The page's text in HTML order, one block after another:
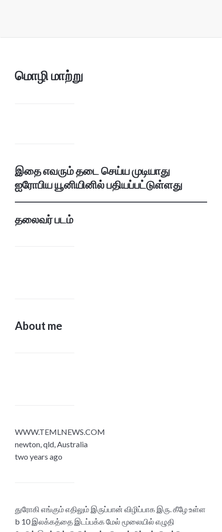
மொழி மாற்று
இதை எவரும் தடை செய்ய முடியாது
ஐரோபிய யூனியினில் பதியப்பட்டுள்ளது
தலைவர் படம்
About me
WWW.TEMLNEWS.COM
newton, qld, Australia
two years ago
துரோகி எங்கும் எதிலும் இருப்பான் விழிப்பாக இரு. கீழே உள்ள
b 10 இலக்கத்தை இடப்பக்க மேல் மூலையில் எழுதி